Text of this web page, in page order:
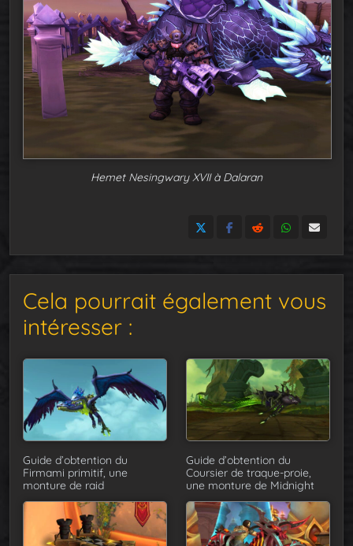
Hemet Nesingwary XVII à Dalaran
Cela pourrait également vous
intéresser :
Guide d’obtention du
Firmami primitif, une
monture de raid
Guide d’obtention du
Coursier de traque-proie,
une monture de Midnight